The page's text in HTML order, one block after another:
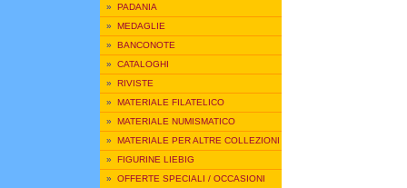
» PADANIA
» MEDAGLIE
» BANCONOTE
» CATALOGHI
» RIVISTE
» MATERIALE FILATELICO
» MATERIALE NUMISMATICO
» MATERIALE PER ALTRE COLLEZIONI
» FIGURINE LIEBIG
» OFFERTE SPECIALI / OCCASIONI